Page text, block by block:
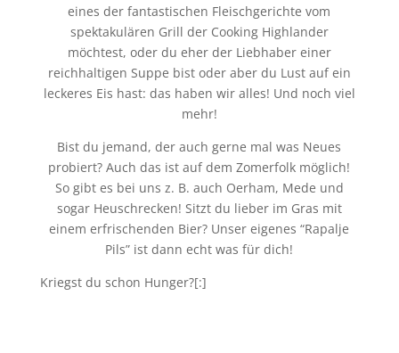
eines der fantastischen Fleischgerichte vom
spektakulären Grill der Cooking Highlander
möchtest, oder du eher der Liebhaber einer
reichhaltigen Suppe bist oder aber du Lust auf ein
leckeres Eis hast: das haben wir alles! Und noch viel
mehr!
Bist du jemand, der auch gerne mal was Neues
probiert? Auch das ist auf dem Zomerfolk möglich!
So gibt es bei uns z. B. auch Oerham, Mede und
sogar Heuschrecken! Sitzt du lieber im Gras mit
einem erfrischenden Bier? Unser eigenes “Rapalje
Pils” ist dann echt was für dich!
Kriegst du schon Hunger?[:]